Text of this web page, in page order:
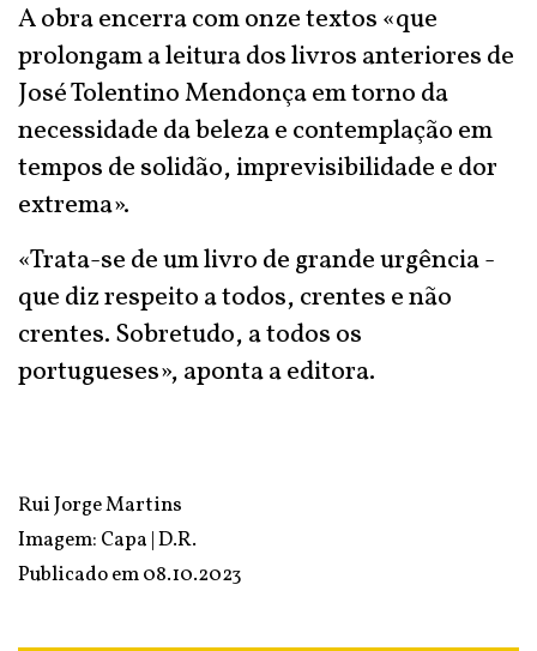
A obra encerra com onze textos «que
prolongam a leitura dos livros anteriores de
José Tolentino Mendonça em torno da
necessidade da beleza e contemplação em
tempos de solidão, imprevisibilidade e dor
extrema».
«Trata-se de um livro de grande urgência -
que diz respeito a todos, crentes e não
crentes. Sobretudo, a todos os
portugueses», aponta a editora.
Rui Jorge Martins
Imagem: Capa | D.R.
Publicado em08.10.2023